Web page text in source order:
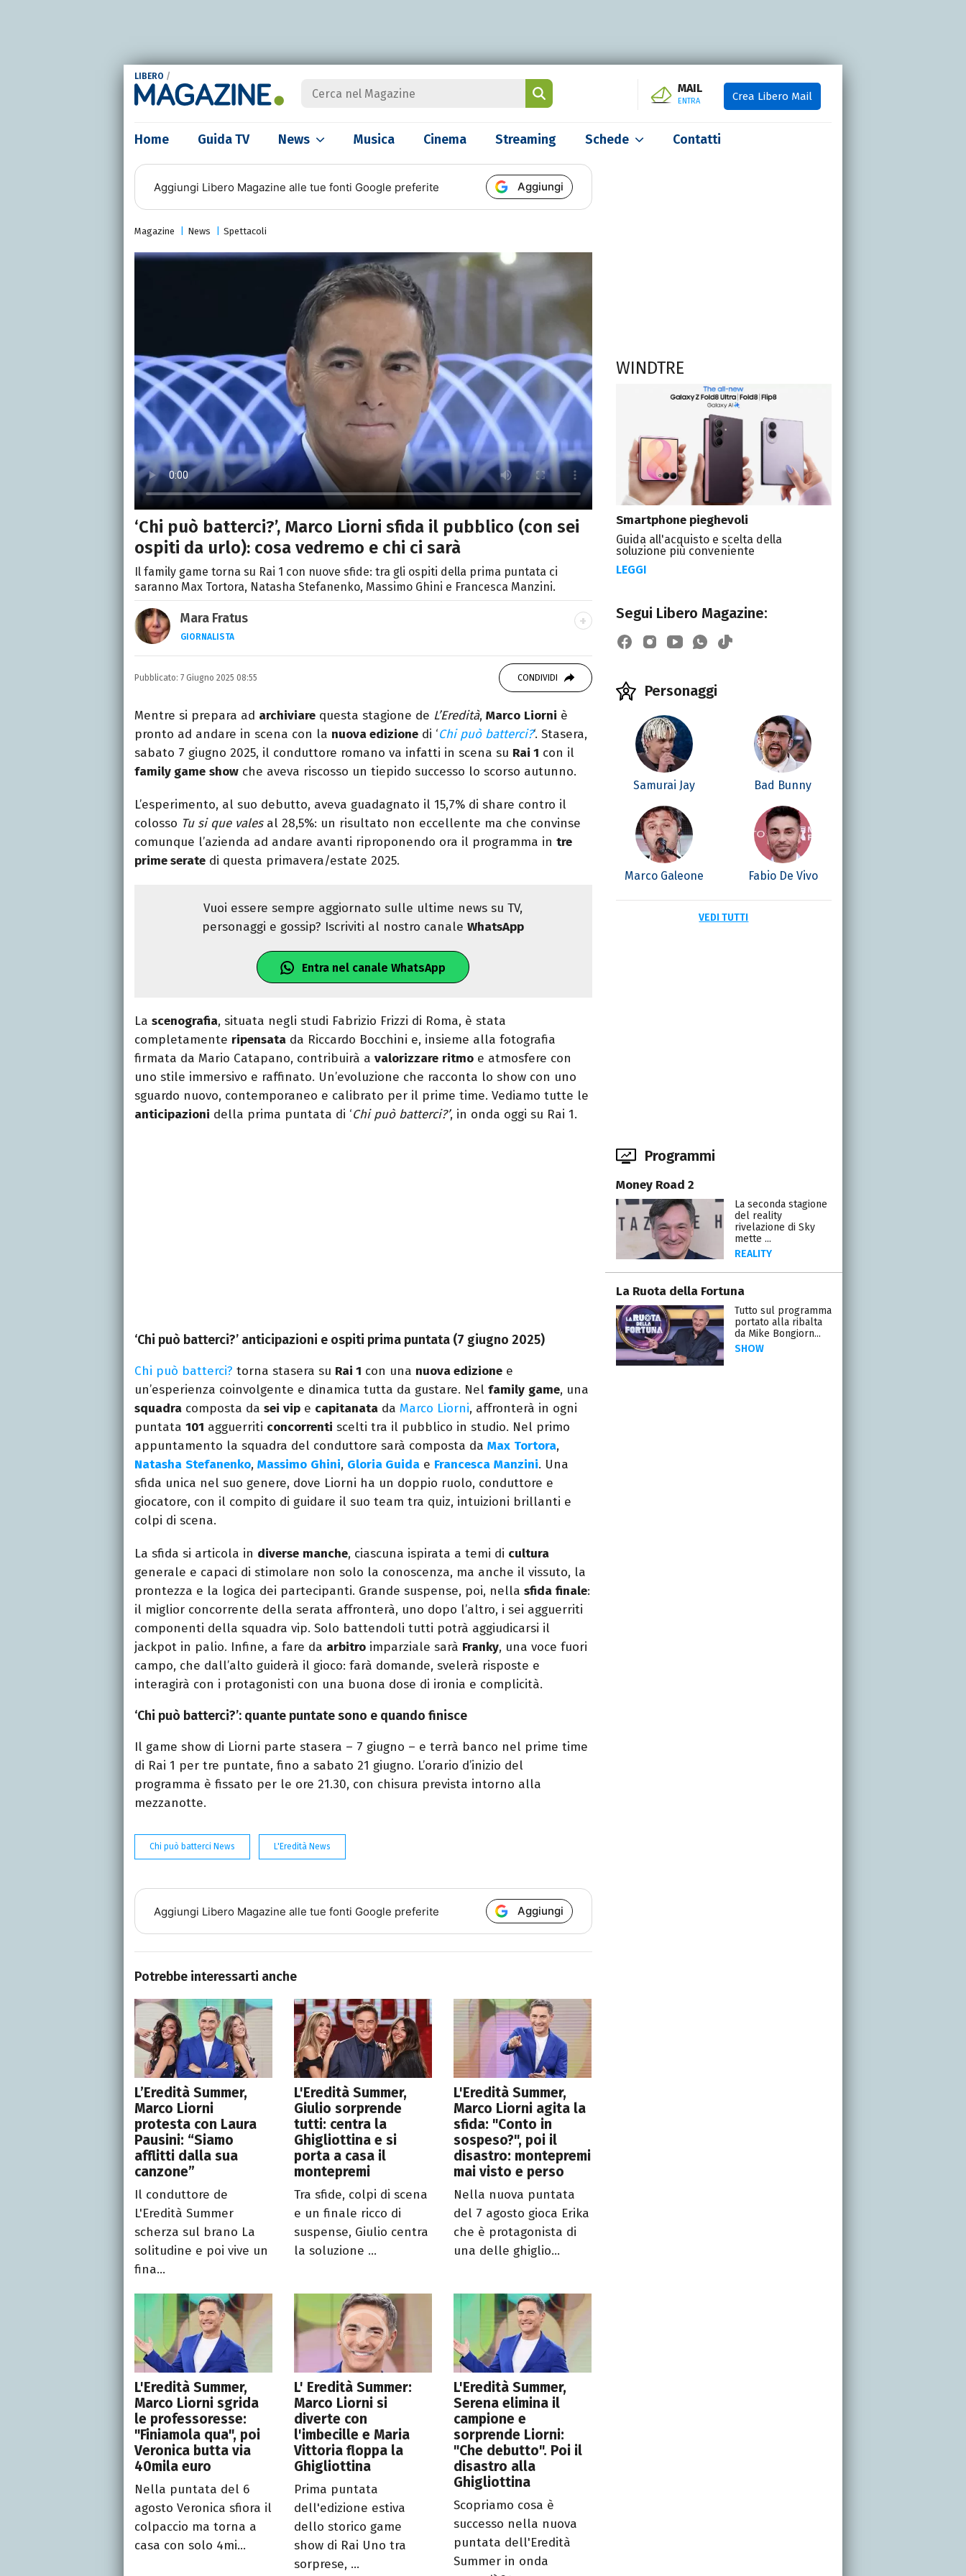
LIBERO /
MAIL
ENTRA Crea Libero Mail
Home Guida TV News Musica Cinema Streaming Schede Contatti
Aggiungi Libero Magazine alle tue fonti Google preferite Aggiungi
Magazine News Spettacoli
‘Chi può batterci?’, Marco Liorni sfida il pubblico (con sei
ospiti da urlo): cosa vedremo e chi ci sarà
Il family game torna su Rai 1 con nuove sfide: tra gli ospiti della prima puntata ci
saranno Max Tortora, Natasha Stefanenko, Massimo Ghini e Francesca Manzini.
Mara Fratus
GIORNALISTA
Nella mia vita non possono mancare, il silenzio, il mare e Il Libro
dell'inquietudine sul comodino, insieme a un romanzo di Zafon.
Pubblicato: 7 Giugno 2025 08:55 CONDIVIDI
Mentre si prepara ad archiviare questa stagione de L’Eredità, Marco Liorni è
pronto ad andare in scena con la nuova edizione di ‘Chi può batterci?‘. Stasera,
sabato 7 giugno 2025, il conduttore romano va infatti in scena su Rai 1 con il
family game show che aveva riscosso un tiepido successo lo scorso autunno.
L’esperimento, al suo debutto, aveva guadagnato il 15,7% di share contro il
colosso Tu si que valesal 28,5%: un risultato non eccellente ma che convinse
comunque l’azienda ad andare avanti riproponendo ora il programma in tre
prime serate di questa primavera/estate 2025.
Vuoi essere sempre aggiornato sulle ultime news su TV,
personaggi e gossip? Iscriviti al nostro canaleWhatsApp
Entra nel canale WhatsApp
La scenografia, situata negli studi Fabrizio Frizzi di Roma, è stata
completamente ripensata da Riccardo Bocchini e, insieme alla fotografia
firmata da Mario Catapano, contribuirà a valorizzare ritmo e atmosfere con
uno stile immersivo e raffinato. Un’evoluzione che racconta lo show con uno
sguardo nuovo, contemporaneo e calibrato per il prime time. Vediamo tutte le
anticipazioni della prima puntata di ‘Chi può batterci?’, in onda oggi su Rai 1.
‘Chi può batterci?’ anticipazioni e ospiti prima puntata (7 giugno 2025)
Chi può batterci? torna stasera su Rai 1 con una nuova edizione e
un’esperienza coinvolgente e dinamica tutta da gustare. Nel family game, una
squadra composta da sei vip e capitanata da Marco Liorni, affronterà in ogni
puntata 101 agguerriti concorrenti scelti tra il pubblico in studio. Nel primo
appuntamento la squadra del conduttore sarà composta da Max Tortora,
Natasha Stefanenko, Massimo Ghini, Gloria Guida e Francesca Manzini. Una
sfida unica nel suo genere, dove Liorni ha un doppio ruolo, conduttore e
giocatore, con il compito di guidare il suo team tra quiz, intuizioni brillanti e
colpi di scena.
La sfida si articola in diverse manche, ciascuna ispirata a temi di cultura
generale e capaci di stimolare non solo la conoscenza, ma anche il vissuto, la
prontezza e la logica dei partecipanti. Grande suspense, poi, nella sfida finale:
il miglior concorrente della serata affronterà, uno dopo l’altro, i sei agguerriti
componenti della squadra vip. Solo battendoli tutti potrà aggiudicarsi il
jackpot in palio. Infine, a fare da arbitro imparziale sarà Franky, una voce fuori
campo, che dall’alto guiderà il gioco: farà domande, svelerà risposte e
interagirà con i protagonisti con una buona dose di ironia e complicità.
‘Chi può batterci?’: quante puntate sono e quando finisce
Il game show di Liorni parte stasera – 7 giugno – e terrà banco nel prime time
di Rai 1 per tre puntate, fino a sabato 21 giugno. L’orario d’inizio del
programma è fissato per le ore 21.30, con chisura prevista intorno alla
mezzanotte.
Chi può batterci News L'Eredità News
Aggiungi Libero Magazine alle tue fonti Google preferite Aggiungi
Potrebbe interessarti anche
L’Eredità Summer,
Marco Liorni
protesta con Laura
Pausini: “Siamo
afflitti dalla sua
canzone”
Il conduttore de
L'Eredità Summer
scherza sul brano La
solitudine e poi vive un
fina...
L'Eredità Summer,
Giulio sorprende
tutti: centra la
Ghigliottina e si
porta a casa il
montepremi
Tra sfide, colpi di scena
e un finale ricco di
suspense, Giulio centra
la soluzione ...
L'Eredità Summer,
Marco Liorni agita la
sfida: "Conto in
sospeso?", poi il
disastro: montepremi
mai visto e perso
Nella nuova puntata
del 7 agosto gioca Erika
che è protagonista di
una delle ghiglio...
L'Eredità Summer,
Marco Liorni sgrida
le professoresse:
"Finiamola qua", poi
Veronica butta via
40mila euro
Nella puntata del 6
agosto Veronica sfiora il
colpaccio ma torna a
casa con solo 4mi...
L' Eredità Summer:
Marco Liorni si
diverte con
l'imbecille e Maria
Vittoria floppa la
Ghigliottina
Prima puntata
dell'edizione estiva
dello storico game
show di Rai Uno tra
sorprese, ...
L'Eredità Summer,
Serena elimina il
campione e
sorprende Liorni:
"Che debutto". Poi il
disastro alla
Ghigliottina
Scopriamo cosa è
successo nella nuova
puntata dell'Eredità
Summer in onda
WINDTRE
Smartphone pieghevoli
Guida all'acquisto e scelta della
soluzione più conveniente
LEGGI
Segui Libero Magazine:
Personaggi
Samurai Jay Bad Bunny
Marco Galeone Fabio De Vivo
VEDI TUTTI
Programmi
Money Road 2
La seconda stagione
del reality
rivelazione di Sky
mette ...
REALITY
La Ruota della Fortuna
Tutto sul programma
portato alla ribalta
da Mike Bongiorn...
SHOW